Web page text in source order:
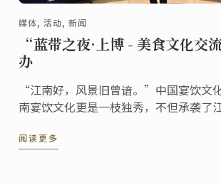
媒体, 活动, 新闻
“蓝带之夜·上博 - 美食文化交
办
“江南好，风景旧曾谙。”中国宴饮文
南宴饮文化更是一枝独秀，不但承袭了
精细。12月17日，“蓝带之夜·上博”
阅读更多